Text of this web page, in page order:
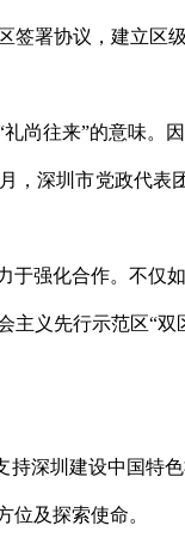
签署协议，建立区
往来”的意味。
，深圳市党政代
强化合作。不仅
主义先行示范区“
深圳建设中国特色
位及探索使命。